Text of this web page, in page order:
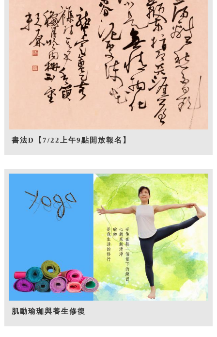
書法D【7/22上午9點開放報名】
肌動瑜珈與養生修復